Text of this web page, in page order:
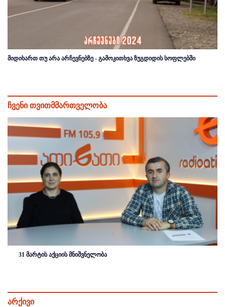
მიდიხართ თუ არა არჩევნებზე - გამოკითხვა ზუგდიდის სოფლებში
ჩვენი თვითმმართველობა
31 მარტის აქციის მნიშვნელობა
არქივი